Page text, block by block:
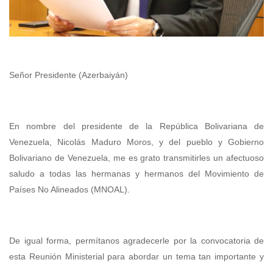
Señor Presidente (Azerbaiyán)
En nombre del presidente de la República Bolivariana de
Venezuela, Nicolás Maduro Moros, y del pueblo y Gobierno
Bolivariano de Venezuela, me es grato transmitirles un afectuoso
saludo a todas las hermanas y hermanos del Movimiento de
Países No Alineados (MNOAL).
De igual forma, permítanos agradecerle por la convocatoria de
esta Reunión Ministerial para abordar un tema tan importante y